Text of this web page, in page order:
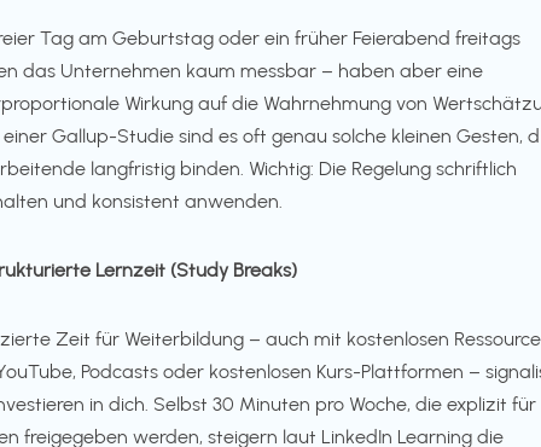
Tag am Geburtstag oder ein früher Feierabend freitags
das Unternehmen kaum messbar – haben aber eine
Wirkung auf die Wahrnehmung von
Gallup-Studie sind es oft genau solche kleinen Gesten,
langfristig binden. Wichtig: Die Regelung schriftlich
und konsistent anwenden.
Lernzeit (Study Breaks)
Zeit für Weiterbildung – auch mit kostenlosen
Podcasts oder kostenlosen Kurs-Plattformen –
in dich. Selbst 30 Minuten pro Woche, die explizit für
freigegeben werden, steigern laut LinkedIn Learning die